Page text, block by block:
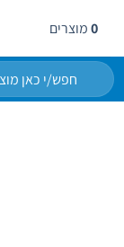
content
0מוצרים
חיפוש
עבור: